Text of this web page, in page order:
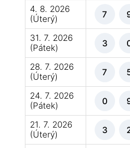
4. 8. 2026
(Úterý)
7
31. 7. 2026
(Pátek)
3
28. 7. 2026
(Úterý)
7
24. 7. 2026
(Pátek)
0
21. 7. 2026
(Úterý)
3